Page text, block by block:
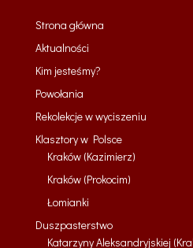
Strona główna
Aktualności
Kim jesteśmy?
Powołania
Rekolekcje w wyciszeniu
Klasztory w Polsce
Kraków (Kazimierz)
Kraków (Prokocim)
Łomianki
Duszpasterstwo
Katarzyny Aleksandryjskiej